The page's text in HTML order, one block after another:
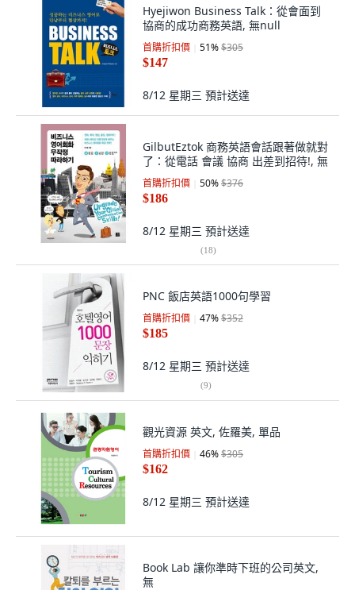
Hyejiwon Business Talk：從會面到
協商的成功商務英語, 無null
首購折扣價 51%$305
$147
8/12 星期三 預計送達
GilbutEztok 商務英語會話跟著做就對
了：從電話 會議 協商 出差到招待!, 無
首購折扣價 50%$376
$186
8/12 星期三 預計送達
(18)
PNC 飯店英語1000句學習
首購折扣價 47%$352
$185
8/12 星期三 預計送達
(9)
觀光資源 英文, 佐羅美, 單品
首購折扣價 46%$305
$162
8/12 星期三 預計送達
Book Lab 讓你準時下班的公司英文,
無